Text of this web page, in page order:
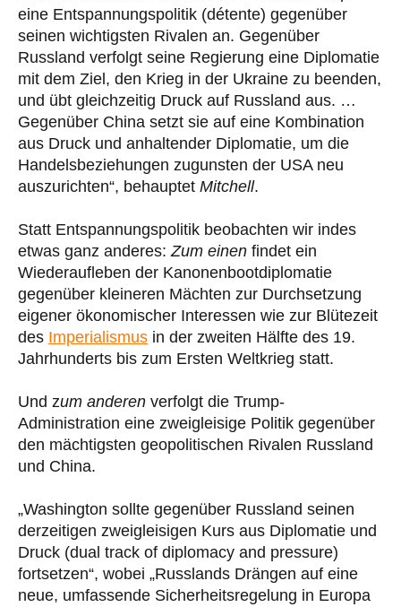
eine Entspannungspolitik (détente) gegenüber
seinen wichtigsten Rivalen an. Gegenüber
Russland verfolgt seine Regierung eine Diplomatie
mit dem Ziel, den Krieg in der Ukraine zu beenden,
und übt gleichzeitig Druck auf Russland aus. …
Gegenüber China setzt sie auf eine Kombination
aus Druck und anhaltender Diplomatie, um die
Handelsbeziehungen zugunsten der USA neu
auszurichten“, behauptet Mitchell.
Statt Entspannungspolitik beobachten wir indes
etwas ganz anderes:Zum einen findet ein
Wiederaufleben der Kanonenbootdiplomatie
gegenüber kleineren Mächten zur Durchsetzung
eigener ökonomischer Interessen wie zur Blütezeit
des Imperialismus in der zweiten Hälfte des 19.
Jahrhunderts bis zum Ersten Weltkrieg statt.
Und zum anderen verfolgt die Trump-
Administration eine zweigleisige Politik gegenüber
den mächtigsten geopolitischen Rivalen Russland
und China.
„Washington sollte gegenüber Russland seinen
derzeitigen zweigleisigen Kurs aus Diplomatie und
Druck (dual track of diplomacy and pressure)
fortsetzen“, wobei „Russlands Drängen auf eine
neue, umfassende Sicherheitsregelung in Europa